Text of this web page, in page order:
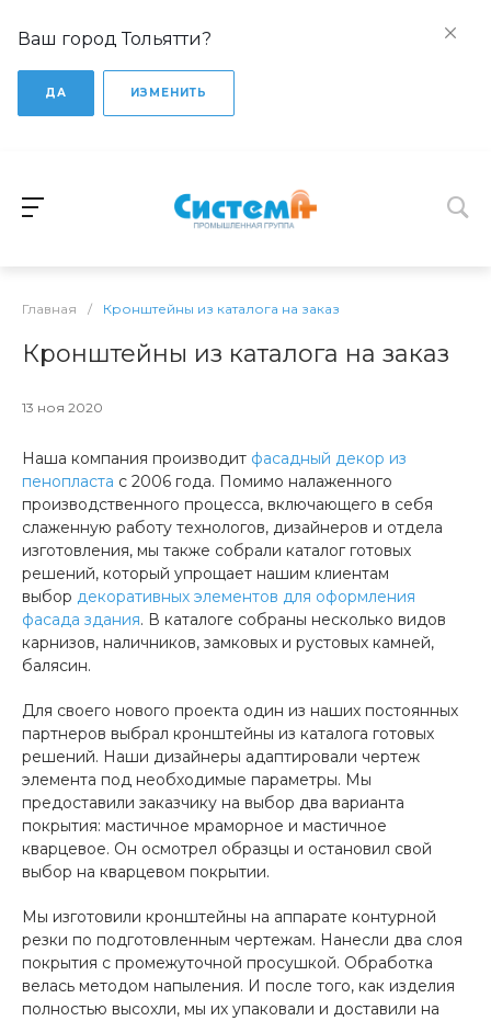
Ваш город Тольятти?
ДА ИЗМЕНИТЬ
Главная / Кронштейны из каталога на заказ
Кронштейны из каталога на заказ
13 ноя 2020
Наша компания производит фасадный декор из
пенопласта с 2006 года. Помимо налаженного
производственного процесса, включающего в себя
слаженную работу технологов, дизайнеров и отдела
изготовления, мы также собрали каталог готовых
решений, который упрощает нашим клиентам
выбор декоративных элементов для оформления
фасада здания. В каталоге собраны несколько видов
карнизов, наличников, замковых и рустовых камней,
балясин.
Для своего нового проекта один из наших постоянных
партнеров выбрал кронштейны из каталога готовых
решений. Наши дизайнеры адаптировали чертеж
элемента под необходимые параметры. Мы
предоставили заказчику на выбор два варианта
покрытия: мастичное мраморное и мастичное
кварцевое. Он осмотрел образцы и остановил свой
выбор на кварцевом покрытии.
Мы изготовили кронштейны на аппарате контурной
резки по подготовленным чертежам. Нанесли два слоя
покрытия с промежуточной просушкой. Обработка
велась методом напыления. И после того, как изделия
полностью высохли, мы их упаковали и доставили на